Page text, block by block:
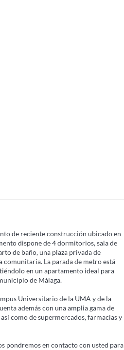
de reciente construcción ubicado en
dispone de 4 dormitorios, sala de
de baño, una plaza privada de
La parada de metro está
en un apartamento ideal para
de Málaga.
Universitario de la UMA y de la
además con una amplia gama de
como de supermercados, farmacias y
pondremos en contacto con usted para